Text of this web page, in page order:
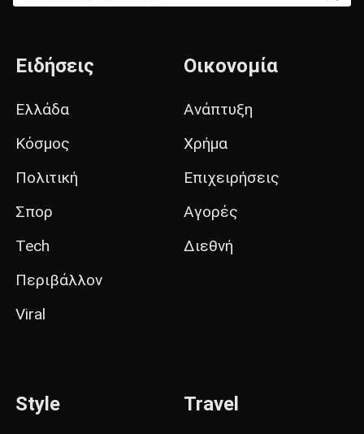
Ειδήσεις
Ελλάδα
Κόσμος
Πολιτική
Σπορ
Tech
Περιβάλλον
Viral
Οικονομία
Ανάπτυξη
Χρήμα
Επιχειρήσεις
Αγορές
Διεθνή
Style Travel